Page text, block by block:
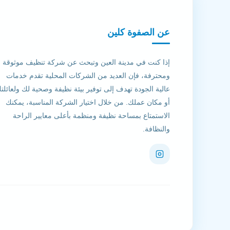
عن الصفوة كلين
إذا كنت في مدينة العين وتبحث عن شركة تنظيف موثوقة
ومحترفة، فإن العديد من الشركات المحلية تقدم خدمات
عالية الجودة تهدف إلى توفير بيئة نظيفة وصحية لك
أو مكان عملك. من خلال اختيار الشركة المناسبة، يمكنك
الاستمتاع بمساحة نظيفة ومنظمة بأعلى معايير الراحة
والنظافة.